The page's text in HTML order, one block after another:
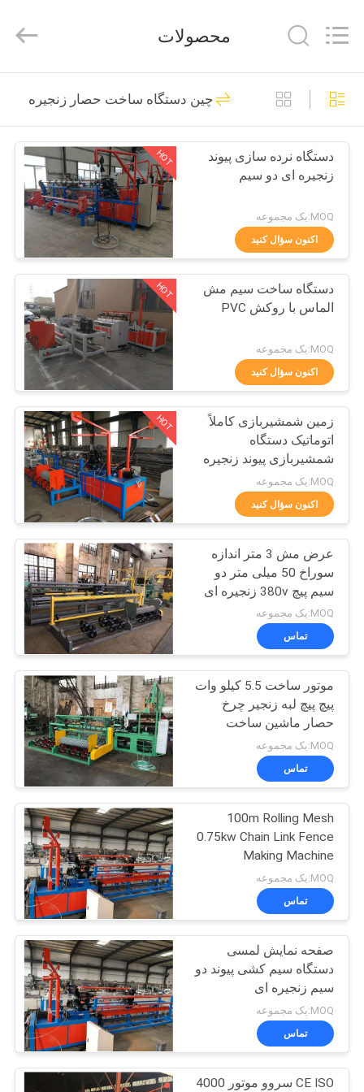
صفحه
اصلی
محصولات
نمایش
واقعیت
مجازی
تور
کارخانه
کنترل
کیفیت
تماس
بگیرید
درخواست
نقل قول
نقشه
سایت
PRIVACY
POLICY
Mesh
Products
All
Reserved.
سیم جوش ماشین
آلات
101
تقویت کننده دستگاه
70
دستگاه جوش مش
مشبک
61
دستگاه جوش پانل
مش
27
دستگاه حصار گره
ثابت
33
دستگاه جوش مش
ساخت و ساز
22
محصولات
چین دستگاه ساخت حصار زنجیره ای
HOT
دستگاه نرده سازی پیوند
زنجیره ای دو سیم
MOQ:یک مجموعه
اکنون سؤال کنید
HOT
دستگاه ساخت سیم مش
الماس با روکش PVC
MOQ:یک مجموعه
اکنون سؤال کنید
HOT
زمین شمشیربازی کاملاً
اتوماتیک دستگاه
شمشیربازی پیوند زنجیره
ای
MOQ:یک مجموعه
اکنون سؤال کنید
عرض مش 3 متر اندازه
سوراخ 50 میلی متر دو
سیم پیچ 380v زنجیره ای
دستگاه تولید ماشین
MOQ:یک مجموعه
تماس
موتور ساخت 5.5 کیلو وات
پیچ پیچ لبه زنجیر چرخ
حصار ماشین ساخت
MOQ:یک مجموعه
تماس
100m Rolling Mesh
0.75kw Chain Link Fence
Making Machine
MOQ:یک مجموعه
تماس
صفحه نمایش لمسی
دستگاه سیم کشی پیوند دو
سیم زنجیره ای
MOQ:یک مجموعه
تماس
CE ISO سروو موتور 4000